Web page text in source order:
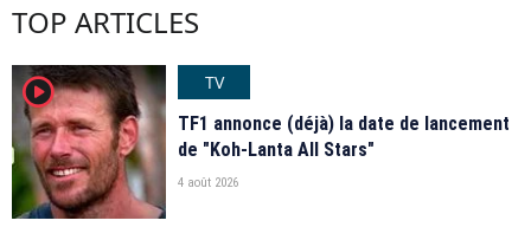
TOP ARTICLES
player2
TV
TF1 annonce (déjà) la date de lancement
de "Koh-Lanta All Stars"
4 août 2026